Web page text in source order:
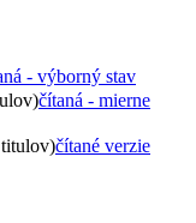
- výborný stav
čítaná - mierne
čítané verzie